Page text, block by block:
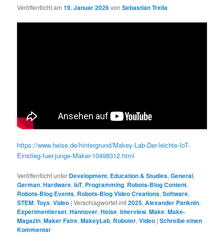
Veröffentlicht am19. Januar 2026vonSebastian Trella
https://www.heise.de/hintergrund/Makey-Lab-Der-leichte-IoT-
Einstieg-fuer-junge-Maker-10498312.html
Veröffentlicht unter Development, Education & Studies,General,
German,Hardware,IoT, Programming, Robots-Blog Content,
Robots-Blog Events, Robots-Blog Video Creations,Software,
STEM,Toys,Video |Verschlagwortet mit2025,Alexander Panknin,
Experimentierset,Hannover,Heise,Interview,Make,Make-
Magazin,Maker Faire,MakeyLab, Roboter,Video |Schreibe einen
Kommentar